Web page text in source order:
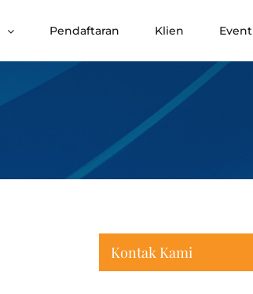
Pendaftaran Klien Event
Kontak Kami